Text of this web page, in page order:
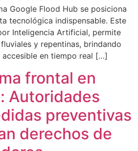
Google Flood Hub se posiciona
tecnológica indispensable. Este
Inteligencia Artificial, permite
y repentinas, brindando
en tiempo real […]
frontal en
Autoridades
preventivas
derechos de